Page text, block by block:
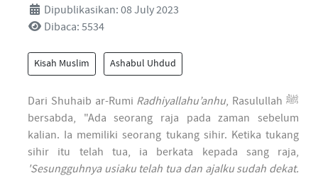
Dipublikasikan: 08 July 2023
Dibaca: 5534
Kisah Muslim Ashabul Uhdud
Dari Shuhaib ar-Rumi Radhiyallahu’anhu, Rasulullah ﷺ
bersabda, "Ada seorang raja pada zaman sebelum
kalian. Ia memiliki seorang tukang sihir. Ketika tukang
sihir itu telah tua, ia berkata kepada sang raja,
'Sesungguhnya usiaku telah tua dan ajalku sudah dekat.